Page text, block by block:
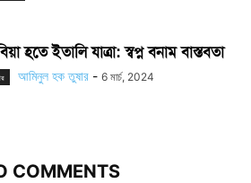
হতে ইতালি যাত্রা: স্বপ্ন বনাম বাস্তবতা
আমিনুল হক তুষার - 6 মার্চ, 2024
COMMENTS